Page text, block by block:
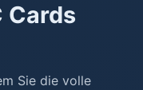
Cards
Sie die volle